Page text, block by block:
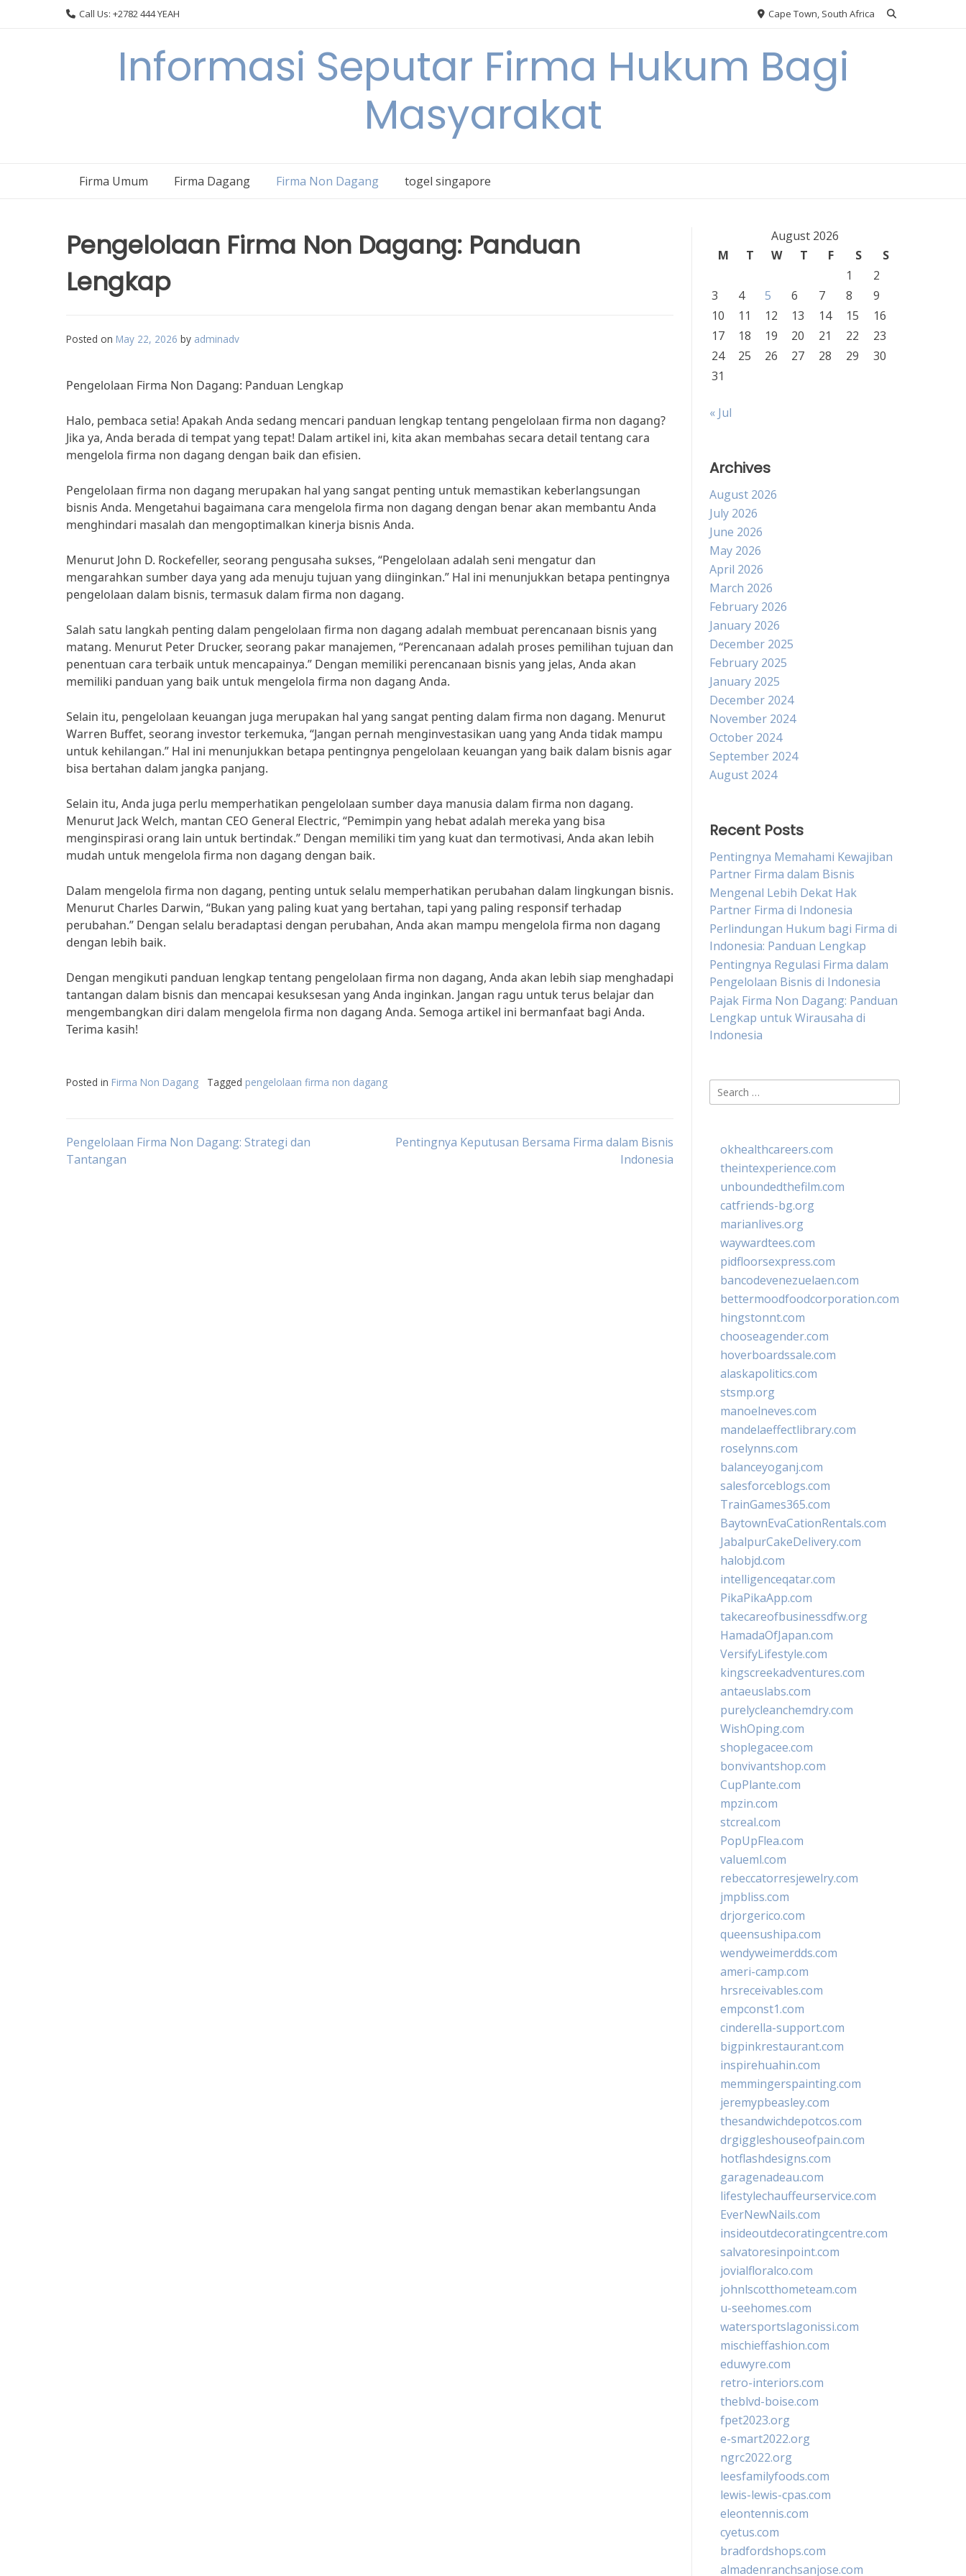
Call Us: +2782 444 YEAH Cape Town, South Africa
Informasi Seputar Firma Hukum Bagi
Masyarakat
Firma Umum Firma Dagang Firma Non Dagang togel singapore
Pengelolaan Firma Non Dagang: Panduan
Lengkap
Posted on May 22, 2026 by adminadv
Pengelolaan Firma Non Dagang: Panduan Lengkap
Halo, pembaca setia! Apakah Anda sedang mencari panduan lengkap tentang pengelolaan firma non dagang?
Jika ya, Anda berada di tempat yang tepat! Dalam artikel ini, kita akan membahas secara detail tentang cara
mengelola firma non dagang dengan baik dan efisien.
Pengelolaan firma non dagang merupakan hal yang sangat penting untuk memastikan keberlangsungan
bisnis Anda. Mengetahui bagaimana cara mengelola firma non dagang dengan benar akan membantu Anda
menghindari masalah dan mengoptimalkan kinerja bisnis Anda.
Menurut John D. Rockefeller, seorang pengusaha sukses, “Pengelolaan adalah seni mengatur dan
mengarahkan sumber daya yang ada menuju tujuan yang diinginkan.” Hal ini menunjukkan betapa pentingnya
pengelolaan dalam bisnis, termasuk dalam firma non dagang.
Salah satu langkah penting dalam pengelolaan firma non dagang adalah membuat perencanaan bisnis yang
matang. Menurut Peter Drucker, seorang pakar manajemen, “Perencanaan adalah proses pemilihan tujuan dan
penentuan cara terbaik untuk mencapainya.” Dengan memiliki perencanaan bisnis yang jelas, Anda akan
memiliki panduan yang baik untuk mengelola firma non dagang Anda.
Selain itu, pengelolaan keuangan juga merupakan hal yang sangat penting dalam firma non dagang. Menurut
Warren Buffet, seorang investor terkemuka, “Jangan pernah menginvestasikan uang yang Anda tidak mampu
untuk kehilangan.” Hal ini menunjukkan betapa pentingnya pengelolaan keuangan yang baik dalam bisnis agar
bisa bertahan dalam jangka panjang.
Selain itu, Anda juga perlu memperhatikan pengelolaan sumber daya manusia dalam firma non dagang.
Menurut Jack Welch, mantan CEO General Electric, “Pemimpin yang hebat adalah mereka yang bisa
menginspirasi orang lain untuk bertindak.” Dengan memiliki tim yang kuat dan termotivasi, Anda akan lebih
mudah untuk mengelola firma non dagang dengan baik.
Dalam mengelola firma non dagang, penting untuk selalu memperhatikan perubahan dalam lingkungan bisnis.
Menurut Charles Darwin, “Bukan yang paling kuat yang bertahan, tapi yang paling responsif terhadap
perubahan.” Dengan selalu beradaptasi dengan perubahan, Anda akan mampu mengelola firma non dagang
dengan lebih baik.
Dengan mengikuti panduan lengkap tentang pengelolaan firma non dagang, Anda akan lebih siap menghadapi
tantangan dalam bisnis dan mencapai kesuksesan yang Anda inginkan. Jangan ragu untuk terus belajar dan
mengembangkan diri dalam mengelola firma non dagang Anda. Semoga artikel ini bermanfaat bagi Anda.
Terima kasih!
Posted in Firma Non Dagang Tagged pengelolaan firma non dagang
Post
Pengelolaan Firma Non Dagang: Strategi dan
Tantangan
Pentingnya Keputusan Bersama Firma dalam Bisnis
Indonesia
August 2026
M
T W T F S
S
1
2
3
4 5 6 7 8
9
10
11 12 13 14 15
16
17
18 19 20 21 22
23
24
25 26 27 28 29
30
31
« Jul
Archives
August 2026
July 2026
June 2026
May 2026
April 2026
March 2026
February 2026
January 2026
December 2025
February 2025
January 2025
December 2024
November 2024
October 2024
September 2024
August 2024
Recent Posts
Pentingnya Memahami Kewajiban
Partner Firma dalam Bisnis
Mengenal Lebih Dekat Hak
Partner Firma di Indonesia
Perlindungan Hukum bagi Firma di
Indonesia: Panduan Lengkap
Pentingnya Regulasi Firma dalam
Pengelolaan Bisnis di Indonesia
Pajak Firma Non Dagang: Panduan
Lengkap untuk Wirausaha di
Indonesia
Search
for:
okhealthcareers.com
theintexperience.com
unboundedthefilm.com
catfriends-bg.org
marianlives.org
waywardtees.com
pidfloorsexpress.com
bancodevenezuelaen.com
bettermoodfoodcorporation.com
hingstonnt.com
chooseagender.com
hoverboardssale.com
alaskapolitics.com
stsmp.org
manoelneves.com
mandelaeffectlibrary.com
roselynns.com
balanceyoganj.com
salesforceblogs.com
TrainGames365.com
BaytownEvaCationRentals.com
JabalpurCakeDelivery.com
halobjd.com
intelligenceqatar.com
PikaPikaApp.com
takecareofbusinessdfw.org
HamadaOfJapan.com
VersifyLifestyle.com
kingscreekadventures.com
antaeuslabs.com
purelycleanchemdry.com
WishOping.com
shoplegacee.com
bonvivantshop.com
CupPlante.com
mpzin.com
stcreal.com
PopUpFlea.com
valueml.com
rebeccatorresjewelry.com
jmpbliss.com
drjorgerico.com
queensushipa.com
wendyweimerdds.com
ameri-camp.com
hrsreceivables.com
empconst1.com
cinderella-support.com
bigpinkrestaurant.com
inspirehuahin.com
memmingerspainting.com
jeremypbeasley.com
thesandwichdepotcos.com
drgiggleshouseofpain.com
hotflashdesigns.com
garagenadeau.com
lifestylechauffeurservice.com
EverNewNails.com
insideoutdecoratingcentre.com
salvatoresinpoint.com
jovialfloralco.com
johnlscotthometeam.com
u-seehomes.com
watersportslagonissi.com
mischieffashion.com
eduwyre.com
retro-interiors.com
theblvd-boise.com
fpet2023.org
e-smart2022.org
ngrc2022.org
leesfamilyfoods.com
lewis-lewis-cpas.com
eleontennis.com
cyetus.com
bradfordshops.com
almadenranchsanjose.com